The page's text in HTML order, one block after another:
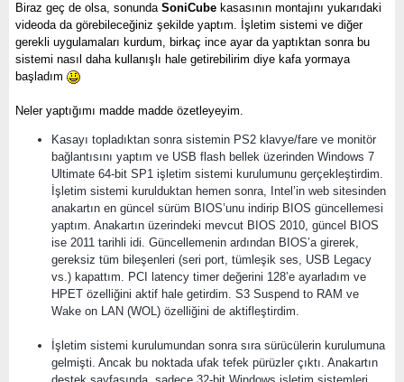
Biraz geç de olsa, sonunda SoniCube kasasının montajını yukarıdaki
videoda da görebileceğiniz şekilde yaptım. İşletim sistemi ve diğer
gerekli uygulamaları kurdum, birkaç ince ayar da yaptıktan sonra bu
sistemi nasıl daha kullanışlı hale getirebilirim diye kafa yormaya
başladım
Neler yaptığımı madde madde özetleyeyim.
Kasayı topladıktan sonra sistemin PS2 klavye/fare ve monitör
bağlantısını yaptım ve USB flash bellek üzerinden Windows 7
Ultimate 64-bit SP1 işletim sistemi kurulumunu gerçekleştirdim.
İşletim sistemi kurulduktan hemen sonra, Intel’in web sitesinden
anakartın en güncel sürüm BIOS’unu indirip BIOS güncellemesi
yaptım. Anakartın üzerindeki mevcut BIOS 2010, güncel BIOS
ise 2011 tarihli idi. Güncellemenin ardından BIOS’a girerek,
gereksiz tüm bileşenleri (seri port, tümleşik ses, USB Legacy
vs.) kapattım. PCI latency timer değerini 128’e ayarladım ve
HPET özelliğini aktif hale getirdim. S3 Suspend to RAM ve
Wake on LAN (WOL) özelliğini de aktifleştirdim.
İşletim sistemi kurulumundan sonra sıra sürücülerin kurulumuna
gelmişti. Ancak bu noktada ufak tefek pürüzler çıktı. Anakartın